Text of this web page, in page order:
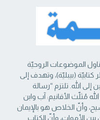
الموضوعات الروحيّة
(بيبليّة)، وتهدف إلى
إلى الله. تلتزم “رسالة
مُثلّث الأقانيم: آب وابن
وأنّ الخلاص هو بالإيمان
الأموات، وأنّ الكتاب